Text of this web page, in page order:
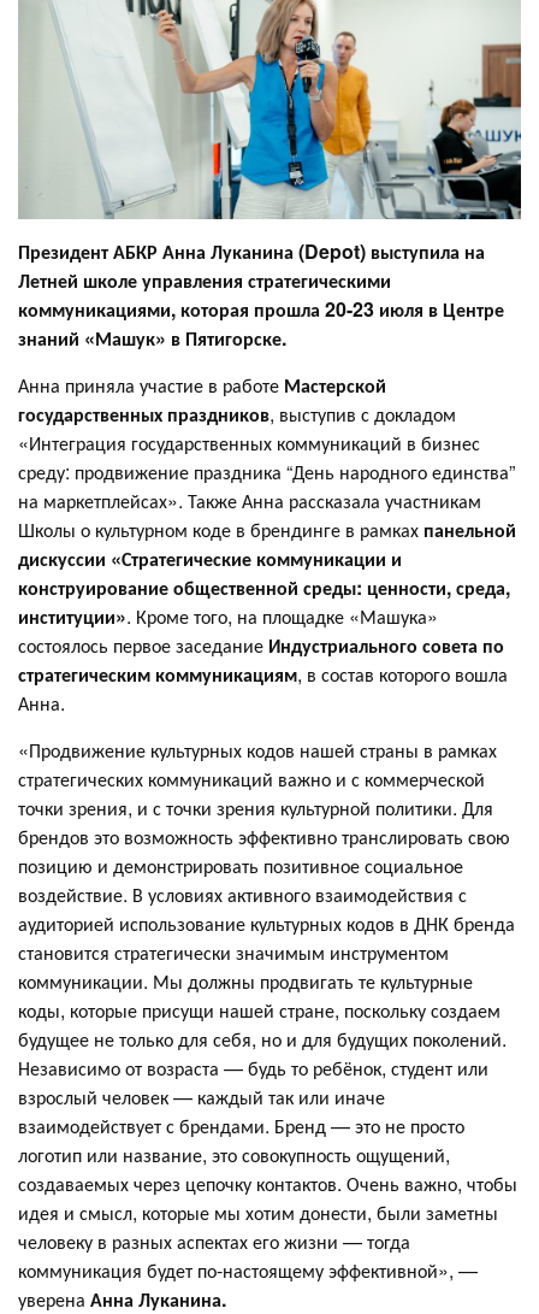
Президент АБКР Анна Луканина (Depot) выступила на
Летней школе управления стратегическими
коммуникациями, которая прошла 20-23 июля в Центре
знаний «Машук» в Пятигорске.
Анна приняла участие в работе Мастерской
государственных праздников, выступив с докладом
«Интеграция государственных коммуникаций в бизнес
среду: продвижение праздника “День народного единства”
на маркетплейсах». Также Анна рассказала участникам
Школы о культурном коде в брендинге в рамках панельной
дискуссии «Стратегические коммуникации и
конструирование общественной среды: ценности, среда,
институции». Кроме того, на площадке «Машука»
состоялось первое заседание Индустриального совета по
стратегическим коммуникациям, в состав которого вошла
Анна.
«Продвижение культурных кодов нашей страны в рамках
стратегических коммуникаций важно и с коммерческой
точки зрения, и с точки зрения культурной политики. Для
брендов это возможность эффективно транслировать свою
позицию и демонстрировать позитивное социальное
воздействие. В условиях активного взаимодействия с
аудиторией использование культурных кодов в ДНК бренда
становится стратегически значимым инструментом
коммуникации. Мы должны продвигать те культурные
коды, которые присущи нашей стране, поскольку создаем
будущее не только для себя, но и для будущих поколений.
Независимо от возраста — будь то ребёнок, студент или
взрослый человек — каждый так или иначе
взаимодействует с брендами. Бренд — это не просто
логотип или название, это совокупность ощущений,
создаваемых через цепочку контактов. Очень важно, чтобы
идея и смысл, которые мы хотим донести, были заметны
человеку в разных аспектах его жизни — тогда
коммуникация будет по-настоящему эффективной», —
уверена Анна Луканина.